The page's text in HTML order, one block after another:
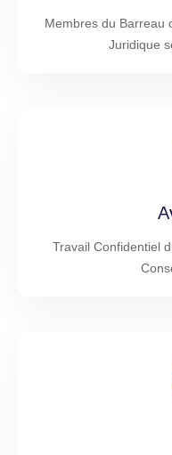
Membres du Barreau
Juridique
Travail Confidentiel